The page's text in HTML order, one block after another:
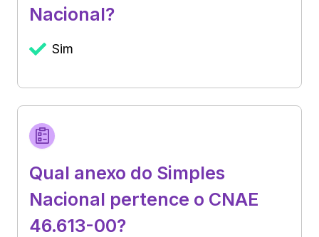
Nacional?
Sim
Qual anexo do Simples
Nacional pertence o CNAE
46.613-00?